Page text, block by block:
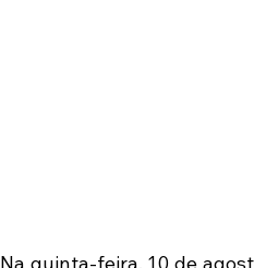
Na quinta-feira, 10 de